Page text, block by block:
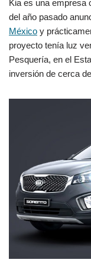
Kia es una empresa
del año pasado
México y
proyecto tenía luz
Pesquería, en el
inversión de cerca